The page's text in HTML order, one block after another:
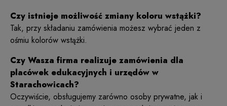
Czy istnieje możliwość zmiany koloru wstążki?
Tak, przy składaniu zamówienia możesz wybrać jeden z
ośmiu kolorów wstążki.
Czy Wasza firma realizuje zamówienia dla
placówek edukacyjnych i urzędów w
Starachowicach?
Oczywiście, obsługujemy zarówno osoby prywatne, jak i